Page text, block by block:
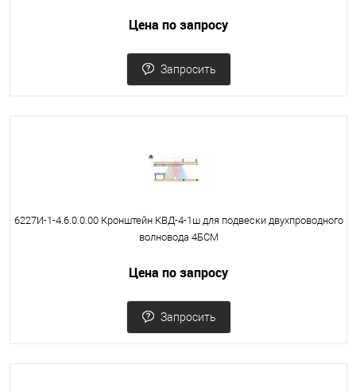
Цена по запросу
Запросить
6227И-1-4.6.0.0.00 Кронштейн КВД-4-1ш для подвески двухпроводного
волновода 4БСМ
Цена по запросу
Запросить